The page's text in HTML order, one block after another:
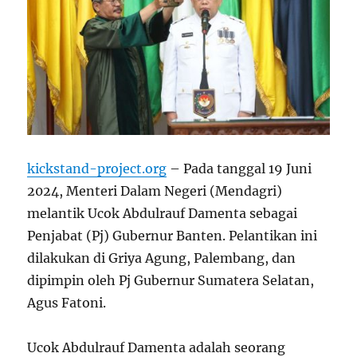
kickstand-project.org – Pada tanggal 19 Juni
2024, Menteri Dalam Negeri (Mendagri)
melantik Ucok Abdulrauf Damenta sebagai
Penjabat (Pj) Gubernur Banten. Pelantikan ini
dilakukan di Griya Agung, Palembang, dan
dipimpin oleh Pj Gubernur Sumatera Selatan,
Agus Fatoni.
Ucok Abdulrauf Damenta adalah seorang